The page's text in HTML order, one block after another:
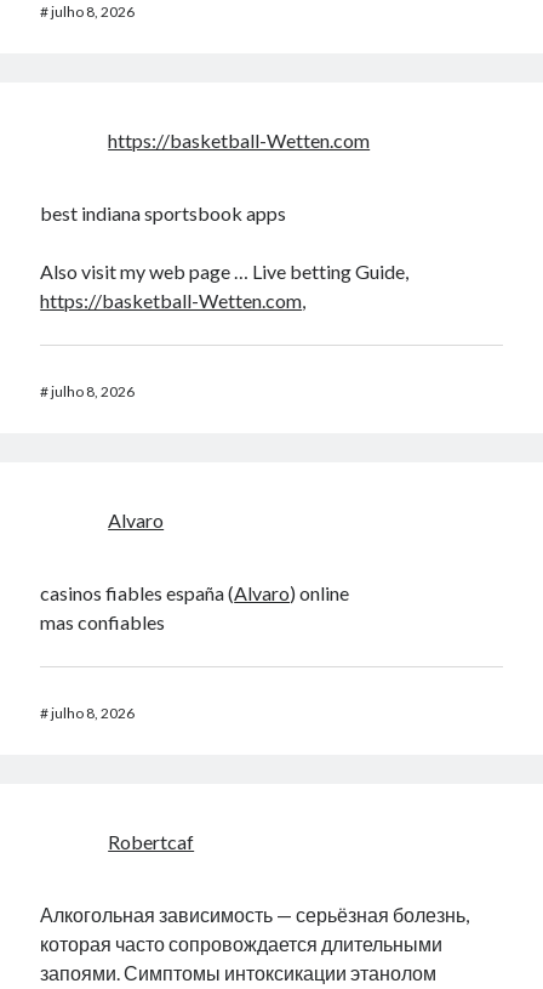
#julho 8, 2026
https://basketball-Wetten.com
best indiana sportsbook apps
Also visit my web page … Live betting Guide,
https://basketball-Wetten.com,
#julho 8, 2026
Alvaro
casinos fiables españa (Alvaro) online
mas confiables
#julho 8, 2026
Robertcaf
Алкогольная зависимость — серьёзная болезнь,
которая часто сопровождается длительными
запоями. Симптомы интоксикации этанолом